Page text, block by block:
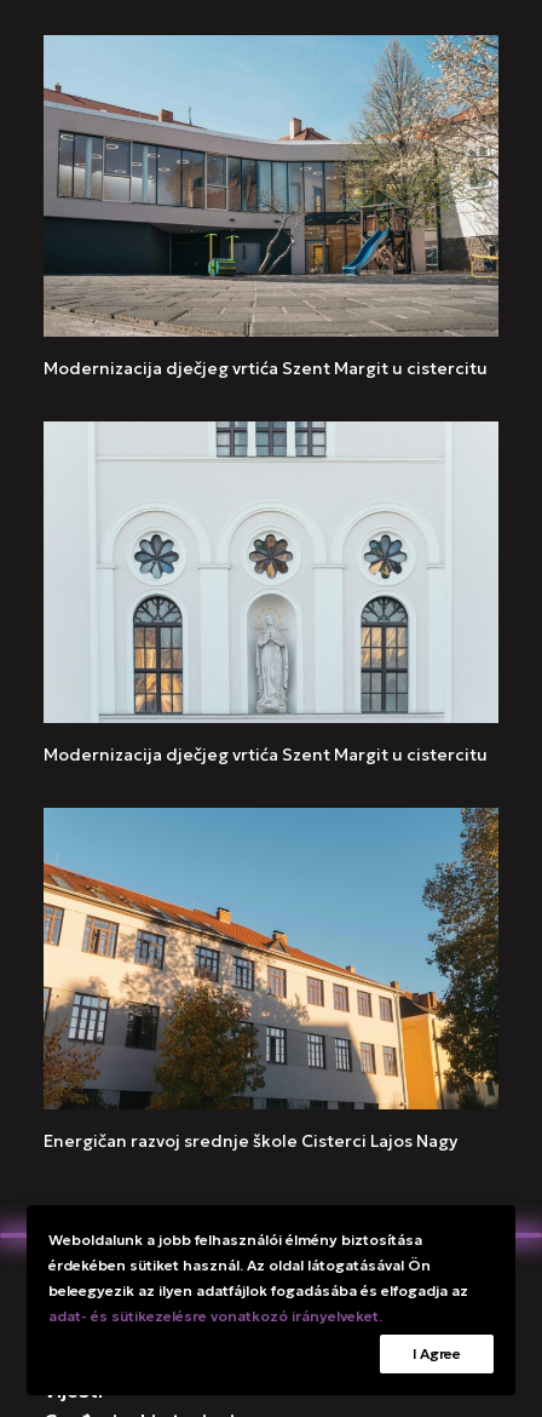
Modernizacija dječjeg vrtića Szent Margit u cistercitu
Modernizacija dječjeg vrtića Szent Margit u cistercitu
Energičan razvoj srednje škole Cisterci Lajos Nagy
O nama
Vijesti
Weboldalunk a jobb felhasználói élmény biztosítása
érdekében sütiket használ. Az oldal látogatásával Ön
beleegyezik az ilyen adatfájlok fogadásába és elfogadja az
adat- és sütikezelésre vonatkozó irányelveket.
I Agree